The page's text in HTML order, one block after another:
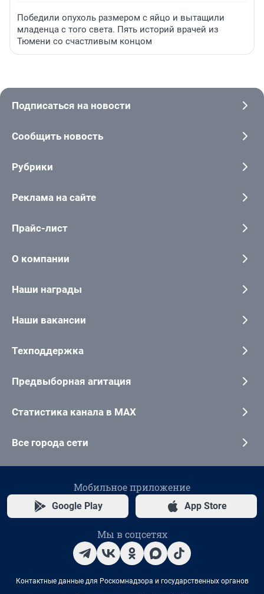
Победили опухоль размером с яйцо и вытащили
младенца с того света. Пять историй врачей из
Тюмени со счастливым концом
Подписаться на новости
Сообщить новость
Рубрики
Реклама на сайте
Прайс-лист
О компании
Наши награды
Наши вакансии
Техподдержка
Предвыборная агитация
Статистика канала в MAX
Все города сети
Мобильное приложение
Google Play App Store
Мы в соцсетях
Контактные данные для Роскомнадзора и государственных органов